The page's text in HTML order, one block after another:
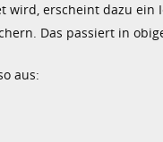
wird, erscheint dazu
Das passiert in
aus: